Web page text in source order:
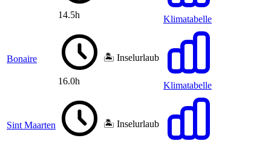
14.5h Klimatabelle
Bonaire
16.0h
🏝️ Inselurlaub
Klimatabelle
Sint Maarten 🏝️ Inselurlaub